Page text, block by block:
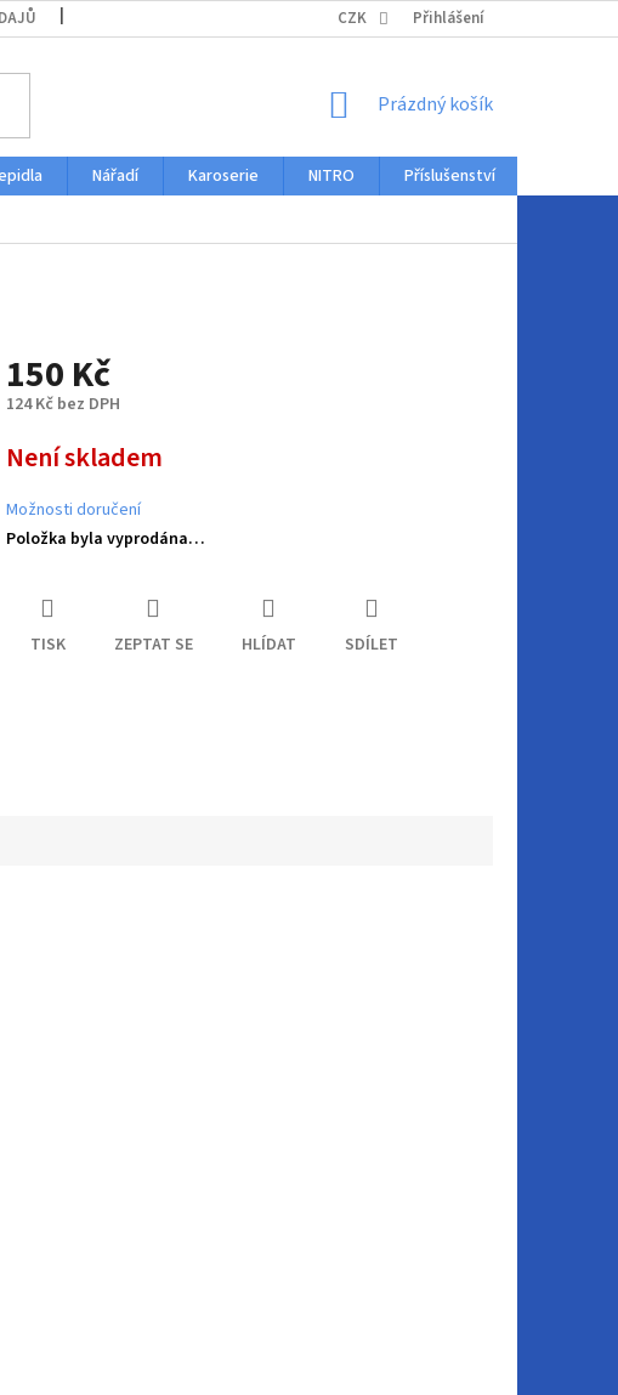
CZK Přihlášení
NÁKUPNÍ
Prázdný košík
Nářadí Karoserie NITRO Příslušenství
150 Kč
124 Kč bez DPH
cena:
Není skladem
Možnosti doručení
Položka byla vyprodána…
TISK ZEPTAT SE HLÍDAT SDÍLET